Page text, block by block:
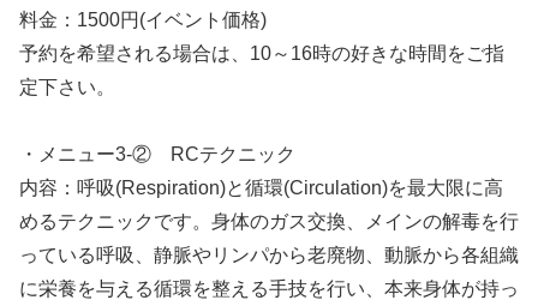
料金：1500円(イベント価格)
予約を希望される場合は、10～16時の好きな時間をご指
定下さい。
・メニュー3-② RCテクニック
内容：呼吸(Respiration)と循環(Circulation)を最大限に高
めるテクニックです。身体のガス交換、メインの解毒を行
っている呼吸、静脈やリンパから老廃物、動脈から各組織
に栄養を与える循環を整える手技を行い、本来身体が持っ